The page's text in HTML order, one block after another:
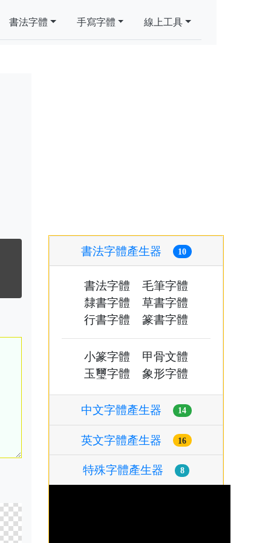
書法字體 手寫字體 線上工具
書法字體產生器 10
書法字體
毛筆字體
隸書字體
草書字體
行書字體
篆書字體
小篆字體
甲骨文體
玉璽字體
象形字體
中文字體產生器 14
英文字體產生器 16
特殊字體產生器 8